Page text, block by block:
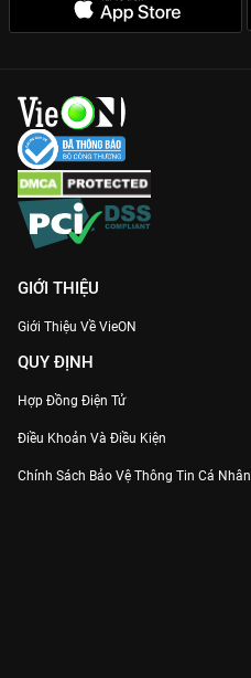
GIỚI THIỆU
Giới Thiệu Về VieON
QUY ĐỊNH
Hợp Đồng Điện Tử
Điều Khoản Và Điều Kiện
Chính Sách Bảo Vệ Thông Tin Cá Nhân